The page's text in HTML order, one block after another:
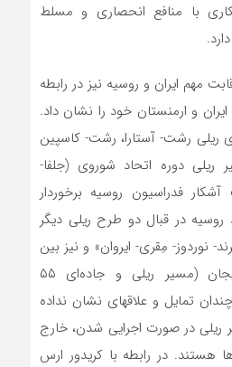
با منافع انحصاری و مسلط
مهم ایران و روسیه نیز در رابطه
و ارمنستان خود را نشان داد.
ریلی رشت- آستارا، رشت- کاسپین
دوره اتحاد شوروی (جلفا-
فدراسیون روسیه برخوردار
در قبال دو طرح ریلی دیگر
نوردوز- مِقری- ایروان» و نیز بین
ایران و جمهوری آذربایجان (مسیر ریلی و جاده‌ای ‌‌۵۵
تمایل و علاقه­ای نشان نداده
ریلی در صورت اجرایی شدن، خارج
هستند. در رابطه با کریدور ارس